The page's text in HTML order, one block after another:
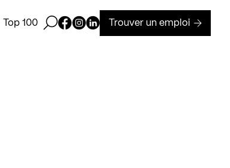
Top 100 Ouvrir la barre de recherche
Page Facebook de Kollectif
Page Instagram de Kollectif
Page Linkedin de Kollectif
Trouver un emploi